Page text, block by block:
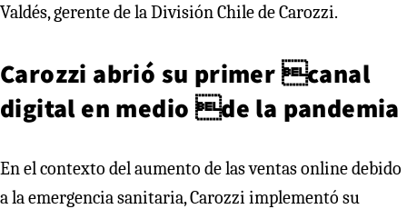
Valdés, gerente de la División Chile de Carozzi.
Carozzi abrió su primer canal
digital en medio de la pandemia
En el contexto del aumento de las ventas online debido
a la emergencia sanitaria, Carozzi implementó su